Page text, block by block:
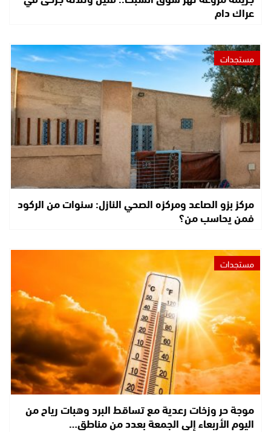
عراك دام
مستجدات
مركز بزو الصاعد ومركزه الصحي النازل: سنوات من الركود
فمن يحاسب من؟
مستجدات
موجة حر وزخات رعدية مع تساقط البرد وهبات رياح من
اليوم الأربعاء إلى الجمعة بعدد من مناطق…